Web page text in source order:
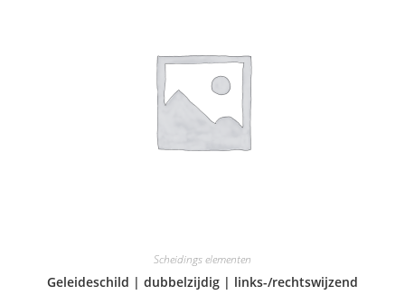
Scheidings elementen
Geleideschild | dubbelzijdig | links-/rechtswijzend